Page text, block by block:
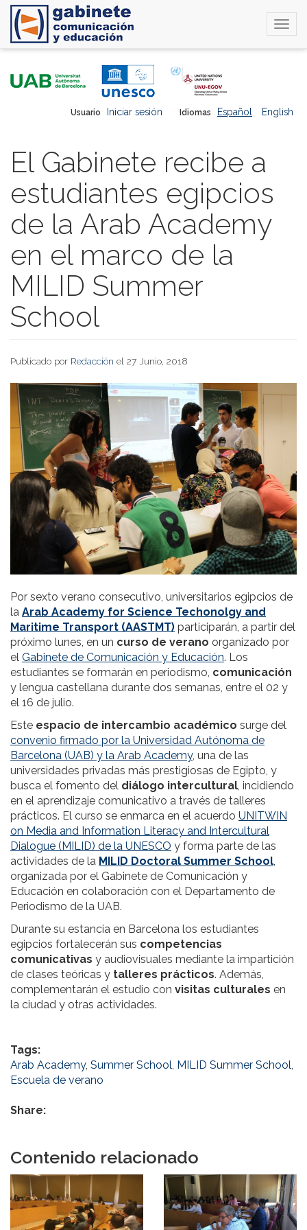
Idiomas Español English
Usuario Iniciar sesión
El Gabinete recibe a
estudiantes egipcios
de la Arab Academy
en el marco de la
MILID Summer
School
Publicado por Redacción el 27 Junio, 2018
Por sexto verano consecutivo, universitarios egipcios de
la Arab Academy for Science Techonolgy and
Maritime Transport (AASTMT) participarán, a partir del
próximo lunes, en un curso de verano organizado por
el Gabinete de Comunicación y Educación. Los
estudiantes se formarán en periodismo, comunicación
y lengua castellana durante dos semanas, entre el 02 y
el 16 de julio.
Este espacio de intercambio académico surge del
convenio firmado por la Universidad Autónoma de
Barcelona (UAB) y la Arab Academy, una de las
universidades privadas más prestigiosas de Egipto, y
busca el fomento del diálogo intercultural , incidiendo
en el aprendizaje comunicativo a través de talleres
prácticos. El curso se enmarca en el acuerdo UNITWIN
on Media and Information Literacy and Intercultural
Dialogue (MILID) de la UNESCO y forma parte de las
actividades de la MILID Doctoral Summer School
organizada por el Gabinete de Comunicación y
Educación en colaboración con el Departamento de
Periodismo de la UAB.
Durante su estancia en Barcelona los estudiantes
egipcios fortalecerán sus competencias
comunicativas y audiovisuales mediante la impartición
de clases teóricas y talleres prácticos. Además,
complementarán el estudio con visitas culturales en
la ciudad y otras actividades.
Tags:
Arab Academy, Summer School MILID Summer School
Escuela de verano
Share:
Contenido relacionado